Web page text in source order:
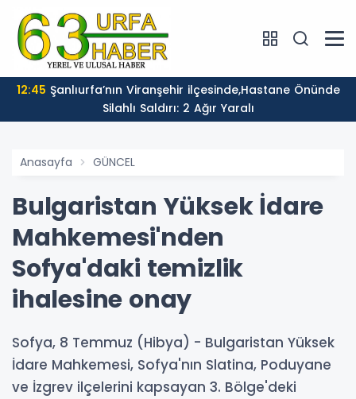
12:45
Silahlı Saldırı: 2 Ağır Yaralı
Anasayfa GÜNCEL
Bulgaristan Yüksek İdare
Mahkemesi'nden
Sofya'daki temizlik
ihalesine onay
Sofya, 8 Temmuz (Hibya) - Bulgaristan Yüksek
İdare Mahkemesi, Sofya'nın Slatina, Poduyane
ve İzgrev ilçelerini kapsayan 3. Bölge'deki